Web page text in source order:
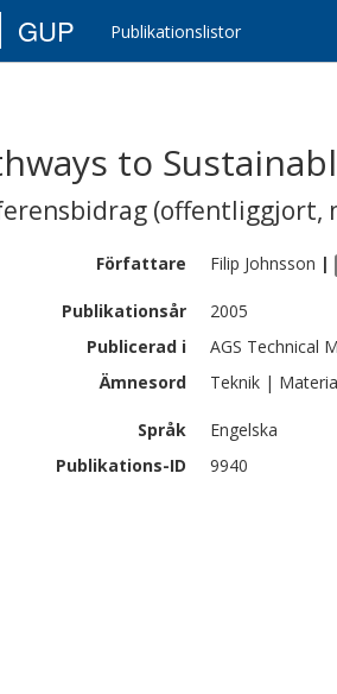
GUP Publikationslistor
to
(offentliggjort,
Författare Filip Johnsson |
Publikationsår
2005
Publicerad i
AGS Technical
Ämnesord
Teknik |
Språk
Engelska
Publikations-ID
9940